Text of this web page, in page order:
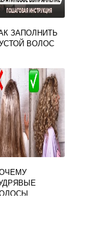
ЗАПОЛНИТЬ
ВОЛОС